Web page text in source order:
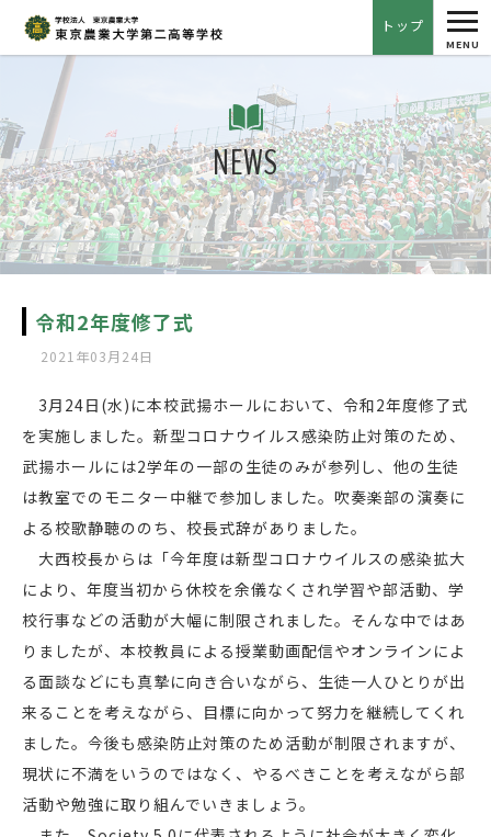
トップ
MENU
NEWS
令和2年度修了式
2021年03月24日
3月24日(水)に本校武揚ホールにおいて、令和2年度修了式
を実施しました。新型コロナウイルス感染防止対策のため、
武揚ホールには2学年の一部の生徒のみが参列し、他の生徒
は教室でのモニター中継で参加しました。吹奏楽部の演奏に
よる校歌静聴ののち、校長式辞がありました。
大西校長からは「今年度は新型コロナウイルスの感染拡大
により、年度当初から休校を余儀なくされ学習や部活動、学
校行事などの活動が大幅に制限されました。そんな中ではあ
りましたが、本校教員による授業動画配信やオンラインによ
る面談などにも真摯に向き合いながら、生徒一人ひとりが出
来ることを考えながら、目標に向かって努力を継続してくれ
ました。今後も感染防止対策のため活動が制限されますが、
現状に不満をいうのではなく、やるべきことを考えながら部
活動や勉強に取り組んでいきましょう。